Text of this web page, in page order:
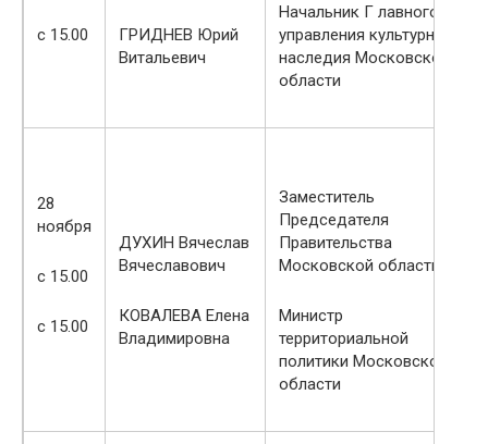
с 10.00
МУРАШОВ
Министр сельского
хозяйства и
продовольствия
хозяйства
Московской области
ноября
ВЕЛИХОВСКИЙ
Антон Алексеевич
коммунального
хозяйства
Московской области
с 15.00
ГРИДНЕВ Юрий
Витальевич
Начальник Г лавного
управления культурного
наследия Московской
области
28
ноября
с 15.00
с 15.00
ДУХИН Вячеслав
Вячеславович
КОВАЛЕВА Елена
Владимировна
Заместитель
Председателя
Правительства
Московской области
Министр
территориальной
политики Московской
области